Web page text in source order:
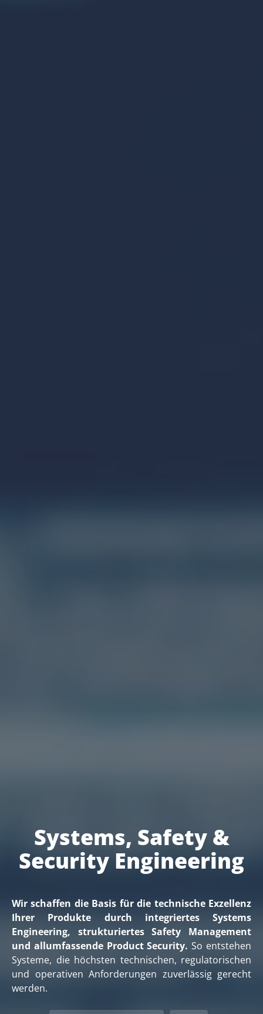
Systems, Safety &
Security Engineering
Wir schaffen die Basis für die technische Exzellenz
Ihrer Produkte durch integriertes Systems
Engineering, strukturiertes Safety Management
und allumfassende Product Security.So entstehen
Systeme, die höchsten technischen, regulatorischen
und operativen Anforderungen zuverlässig gerecht
werden.